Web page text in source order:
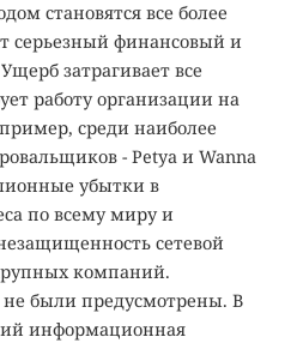
становятся все более
серьезный финансовый и
затрагивает все
работу организации на
среди наиболее
- Petya и Wanna
убытки в
по всему миру и
сетевой
компаний.
были предусмотрены. В
информационная